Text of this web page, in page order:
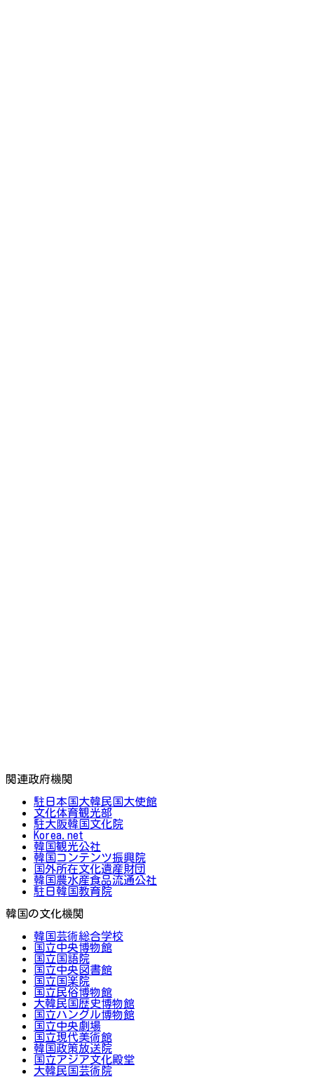
関連政府機関
駐日本国大韓民国大使館
文化体育観光部
駐大阪韓国文化院
Korea.net
韓国観光公社
韓国コンテンツ振興院
国外所在文化遺産財団
韓国農水産食品流通公社
駐日韓国教育院
韓国の文化機関
韓国芸術総合学校
国立中央博物館
国立国語院
国立中央図書館
国立国楽院
国立民俗博物館
大韓民国歴史博物館
国立ハングル博物館
国立中央劇場
国立現代美術館
韓国政策放送院
国立アジア文化殿堂
大韓民国芸術院